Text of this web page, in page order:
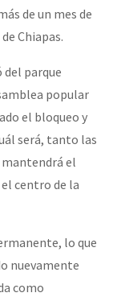
de un mes de
Chiapas.
del parque
popular
el bloqueo y
será, tanto las
mantendrá el
centro de la
lo que
nuevamente
como